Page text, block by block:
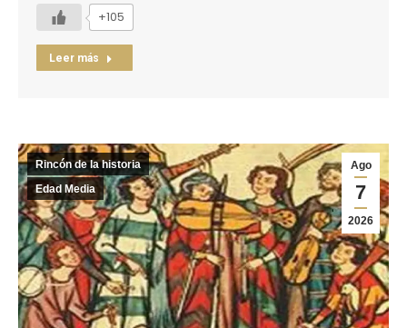
+105
Leer más
Ago
7
2026
Rincón de la historia
Edad Media